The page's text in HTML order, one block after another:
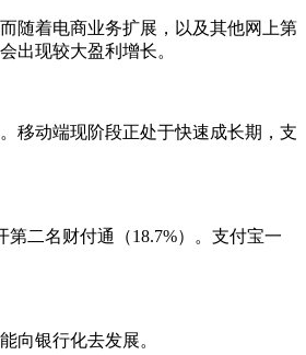
随着电商业务扩展，以及其他网上第
出现较大盈利增长。
移动端现阶段正处于快速成长期，支
二名财付通（18.7%）。支付宝一
向银行化去发展。